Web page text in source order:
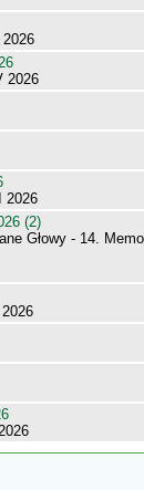
2026
2026
(2)
Głowy - 14.